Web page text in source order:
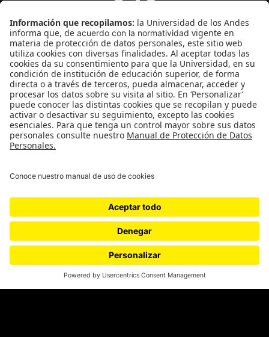
Género
Política
Cultura
Medio ambiente
Medios y periodismo
Ciudad
Movilización social
Podcasts
Ediciones especiales
Proyectos 070